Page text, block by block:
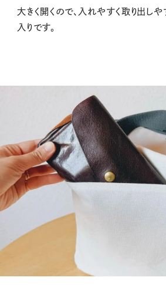
大きく開くので、入れやすく取り出し
入りです。